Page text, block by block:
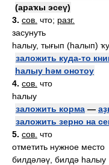
(араҡы эсеү)
3. сов. что; разг.
засунуть
һалыу, тығып (һалып)
заложить куда-то
һалыу һәм онотоу
4. сов. что
һалыу
заложить корма —
заложить зерно на
5. сов. что
отметить нужное место
билдәләү, билдә һалыу